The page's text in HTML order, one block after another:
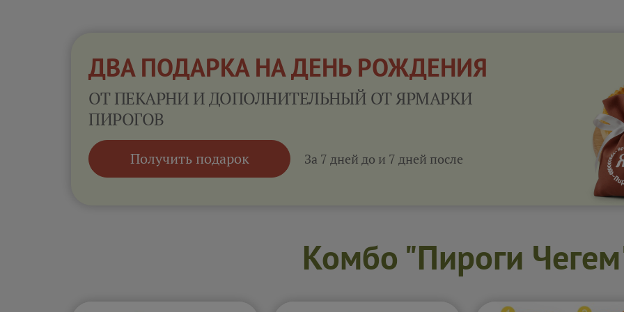
ДВА ПОДАРКА НА ДЕНЬ РОЖДЕНИЯ
ОТ ПЕКАРНИ И ДОПОЛНИТЕЛЬНЫЙ ОТ ЯРМАРКИ
ПИРОГОВ
Получить подарок За 7 дней до и 7 дней после
Комбо "Пироги